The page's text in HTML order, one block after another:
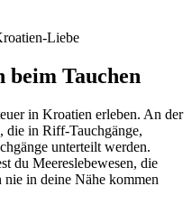
Liebe
Tauchen
in Kroatien erleben. An der
die in Riff-Tauchgänge,
unterteilt werden.
du Meereslebewesen, die
in deine Nähe kommen